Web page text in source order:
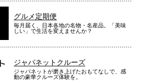
グルメ定期便
毎月届く、日本各地の名物・名産品。「美味
しい」で生活を変えませんか？
ジャパネットクルーズ
ジャパネットが磨き上げたおもてなしで、感
動の豪華クルーズ体験を。